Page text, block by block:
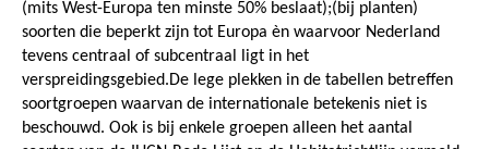
(mits West-Europa ten minste 50% beslaat);(bij planten)
soorten die beperkt zijn tot Europa èn waarvoor Nederland
tevens centraal of subcentraal ligt in het
verspreidingsgebied.De lege plekken in de tabellen betreffen
soortgroepen waarvan de internationale betekenis niet is
beschouwd. Ook is bij enkele groepen alleen het aantal